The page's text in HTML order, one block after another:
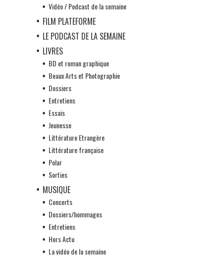
Vidéo / Podcast de la semaine
FILM PLATEFORME
LE PODCAST DE LA SEMAINE
LIVRES
BD et roman graphique
Beaux Arts et Photographie
Dossiers
Entretiens
Essais
Jeunesse
Littérature Etrangère
Littérature française
Polar
Sorties
MUSIQUE
Concerts
Dossiers/hommages
Entretiens
Hors Actu
La vidéo de la semaine